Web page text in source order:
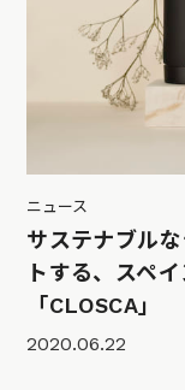
ニュース
サステナブル
トする、スペ
「CLOSCA」
2020.06.22